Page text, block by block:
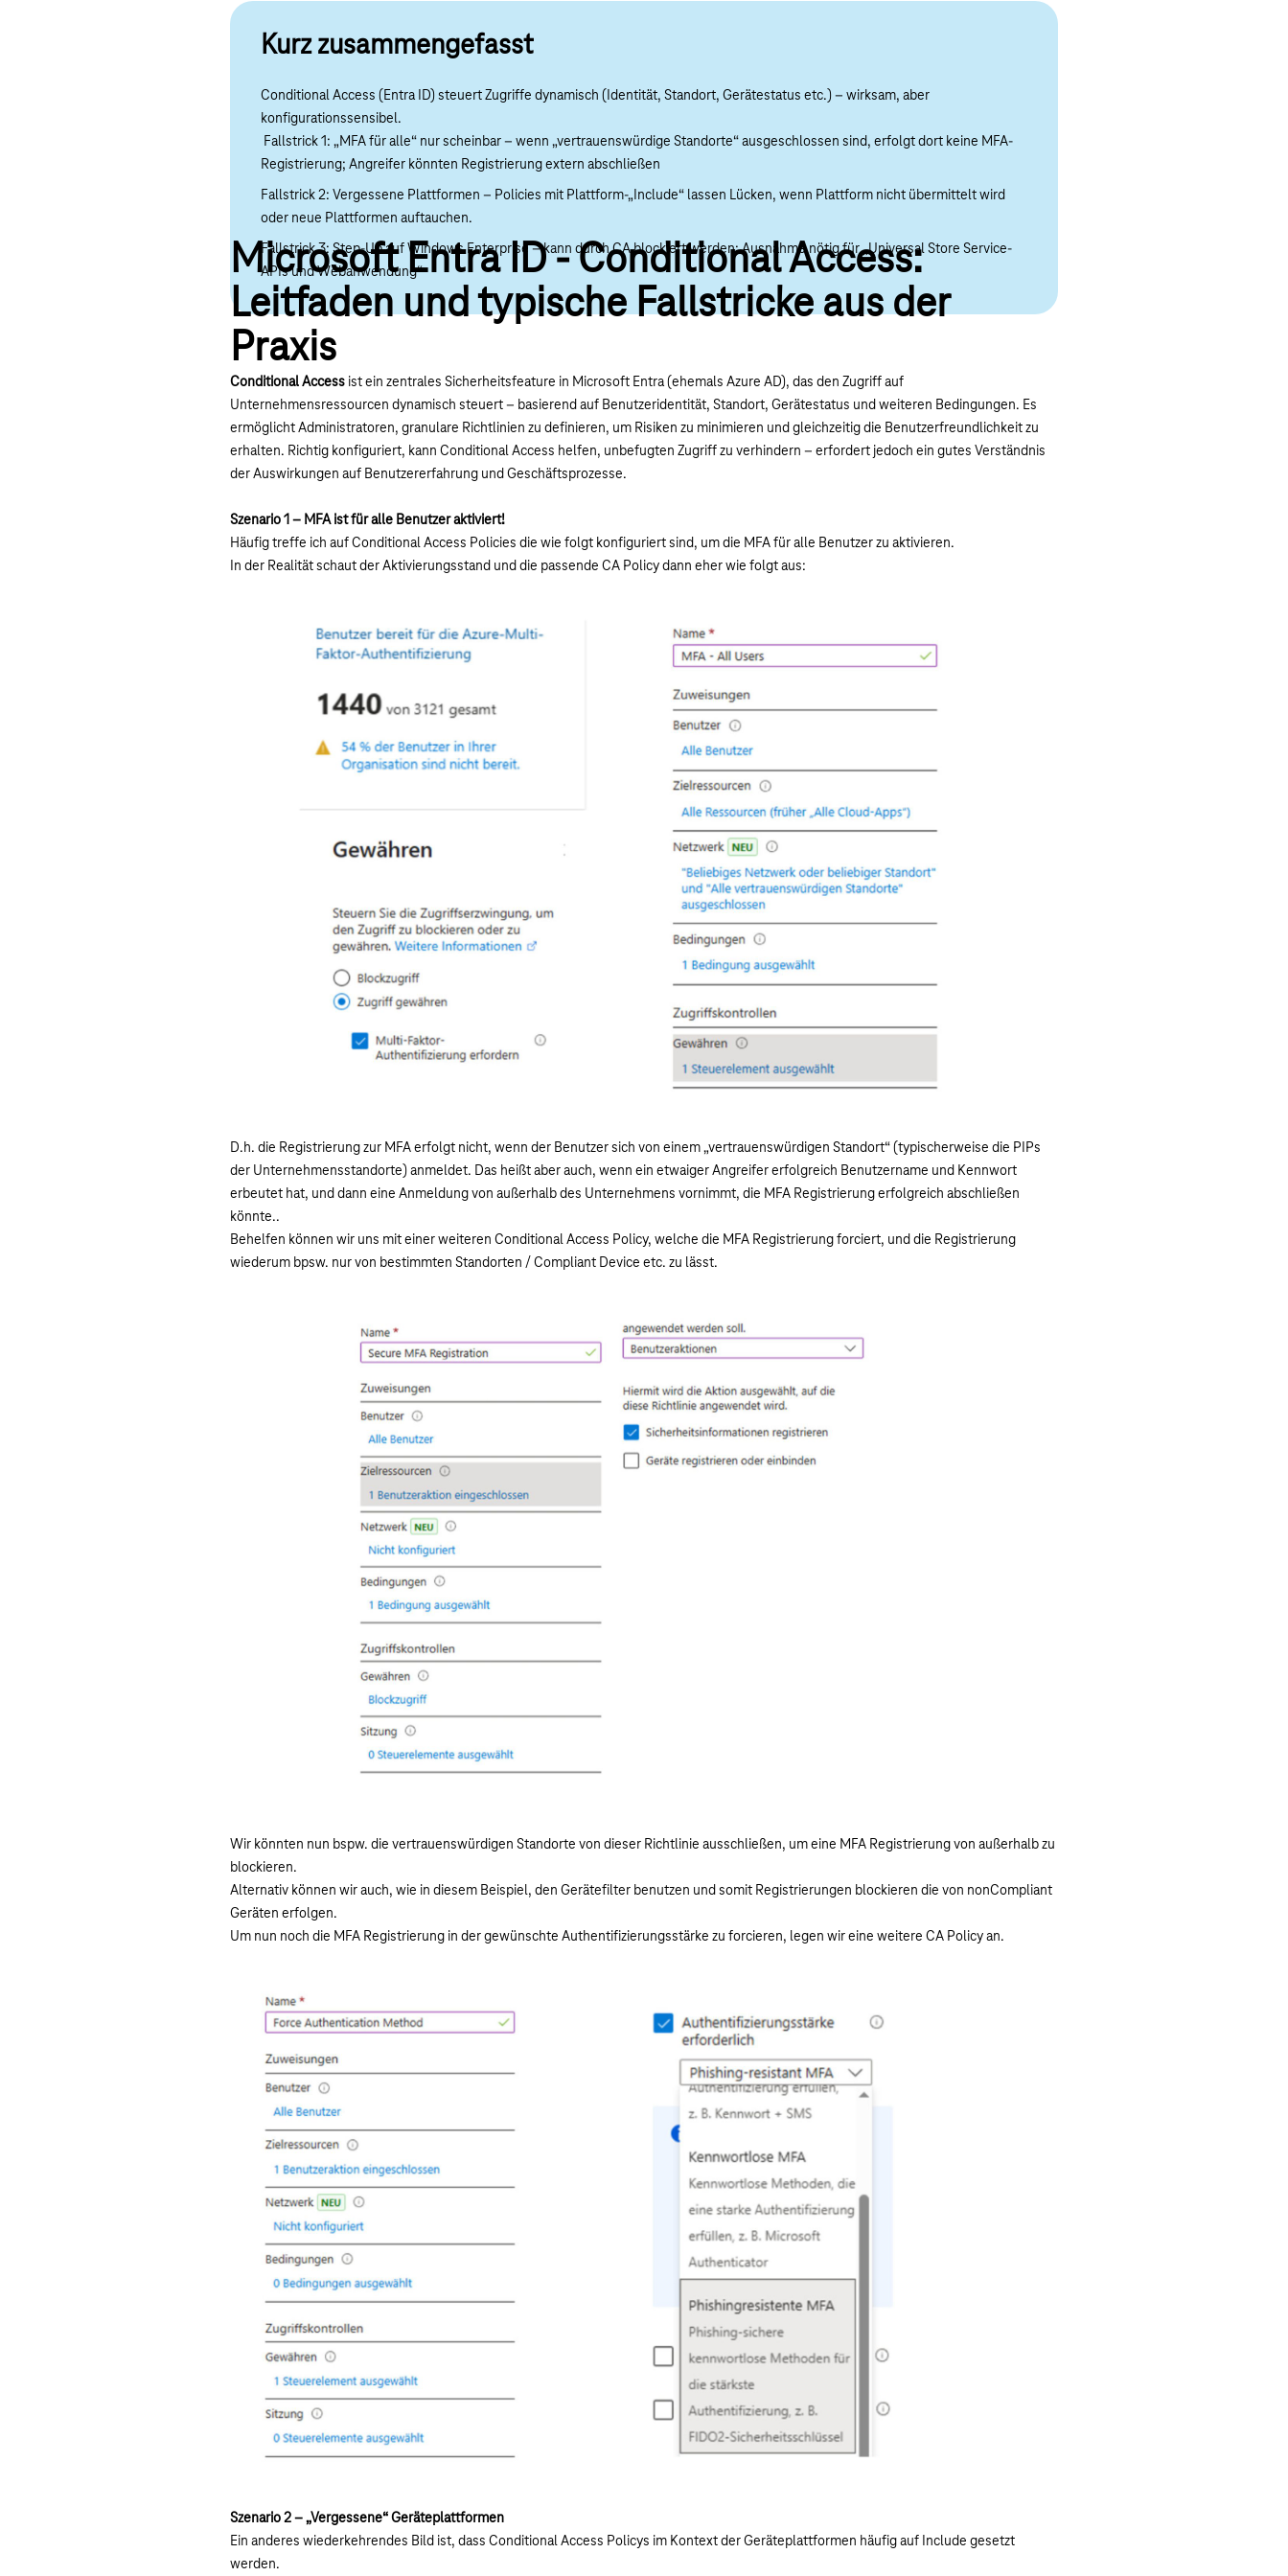
Kurz zusammengefasst
Conditional Access (Entra ID) steuert Zugriffe dynamisch (Identität, Standort, Gerätestatus etc.) – wirksam, aber
konfigurationssensibel.
Fallstrick 1: „MFA für alle“ nur scheinbar – wenn „vertrauenswürdige Standorte“ ausgeschlossen sind, erfolgt dort keine MFA-
Registrierung; Angreifer könnten Registrierung extern abschließen
Fallstrick 2: Vergessene Plattformen – Policies mit Plattform-„Include“ lassen Lücken, wenn Plattform nicht übermittelt wird
oder neue Plattformen auftauchen.
Fallstrick 3: Step-Up auf Windows Enterprise – kann durch CA blockiert werden; Ausnahme nötig für „Universal Store Service-
APIs und Webanwendung“
Microsoft Entra ID - Conditional Access:
Leitfaden und typische Fallstricke aus der
Praxis
Conditional Accessist ein zentrales Sicherheitsfeature in Microsoft Entra (ehemals Azure AD), das den Zugriff auf
Unternehmensressourcen dynamisch steuert – basierend auf Benutzeridentität, Standort, Gerätestatus und weiteren Bedingungen. Es
ermöglicht Administratoren, granulare Richtlinien zu definieren, um Risiken zu minimieren und gleichzeitig die Benutzerfreundlichkeit zu
erhalten. Richtig konfiguriert, kann Conditional Access helfen, unbefugten Zugriff zu verhindern – erfordert jedoch ein gutes Verständnis
der Auswirkungen auf Benutzererfahrung und Geschäftsprozesse.
Szenario 1 – MFA ist für alle Benutzer aktiviert!
Häufig treffe ich auf Conditional Access Policies die wie folgt konfiguriert sind, um die MFA für alle Benutzer zu aktivieren.
In der Realität schaut der Aktivierungsstand und die passende CA Policy dann eher wie folgt aus:
D.h. die Registrierung zur MFA erfolgt nicht, wenn der Benutzer sich von einem „vertrauenswürdigen Standort“ (typischerweise die PIPs
der Unternehmensstandorte) anmeldet. Das heißt aber auch, wenn ein etwaiger Angreifer erfolgreich Benutzername und Kennwort
erbeutet hat, und dann eine Anmeldung von außerhalb des Unternehmens vornimmt, die MFA Registrierung erfolgreich abschließen
könnte..
Behelfen können wir uns mit einer weiteren Conditional Access Policy, welche die MFA Registrierung forciert, und die Registrierung
wiederum bpsw. nur von bestimmten Standorten / Compliant Device etc. zu lässt.
Wir könnten nun bspw. die vertrauenswürdigen Standorte von dieser Richtlinie ausschließen, um eine MFA Registrierung von außerhalb zu
blockieren.
Alternativ können wir auch, wie in diesem Beispiel, den Gerätefilter benutzen und somit Registrierungen blockieren die von nonCompliant
Geräten erfolgen.
Um nun noch die MFA Registrierung in der gewünschte Authentifizierungsstärke zu forcieren, legen wir eine weitere CA Policy an.
Szenario 2 – „Vergessene“ Geräteplattformen
Ein anderes wiederkehrendes Bild ist, dass Conditional Access Policys im Kontext der Geräteplattformen häufig auf Include gesetzt
werden.